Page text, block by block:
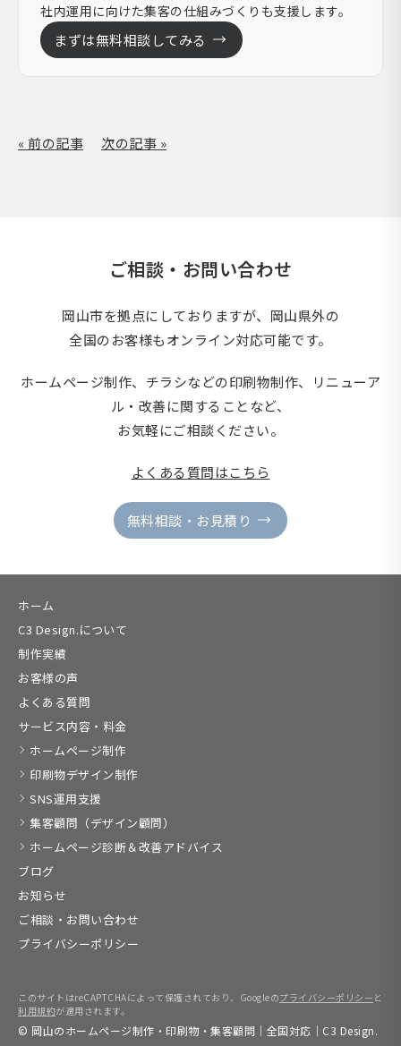
社内運用に向けた集客の仕組みづくりも支援します。
まずは無料相談してみる
« 前の記事 次の記事 »
ご相談・お問い合わせ
岡山市を拠点にしておりますが、岡山県外の
全国のお客様もオンライン対応可能です。
ホームページ制作、チラシなどの印刷物制作、
リニューア
ル・改善に関することなど、
お気軽にご相談ください。
よくある質問はこちら
無料相談・お見積り
ホーム
C3 Design.について
制作実績
お客様の声
よくある質問
サービス内容・料金
ホームページ制作
印刷物デザイン制作
SNS運用支援
集客顧問（デザイン顧問）
ホームページ診断＆改善アドバイス
ブログ
お知らせ
ご相談・お問い合わせ
プライバシーポリシー
このサイトはreCAPTCHAによって保護されており、Googleのプライバシーポリシー と
利用規約が適用されます。
© 岡山のホームページ制作・印刷物・集客顧問｜全国対応｜C3 Design.